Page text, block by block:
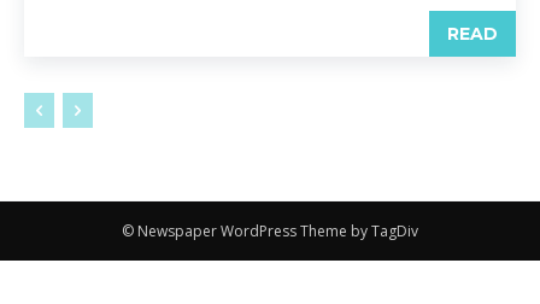
READ
© Newspaper WordPress Theme by TagDiv